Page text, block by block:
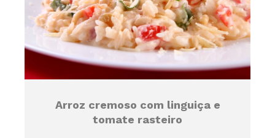
Arroz cremoso com linguiça e
tomate rasteiro